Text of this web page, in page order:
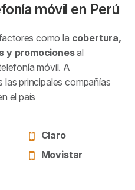
móvil en Perú
como la cobertura,
y promocionesal
móvil. A
principales compañías
el país
Claro
Movistar